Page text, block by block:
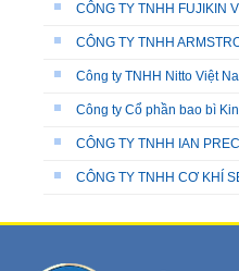
CÔNG TY TNHH FUJIKIN
CÔNG TY TNHH
Công ty TNHH Nitto Việt
Công ty Cổ phần bao bì
CÔNG TY TNHH IAN
CÔNG TY TNHH CƠ KHÍ